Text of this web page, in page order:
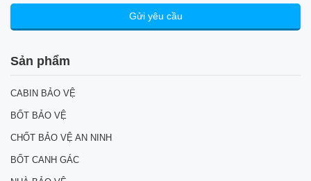
Sản phẩm
CABIN BẢO VỆ
BỐT BẢO VỆ
CHỐT BẢO VỆ AN NINH
BỐT CANH GÁC